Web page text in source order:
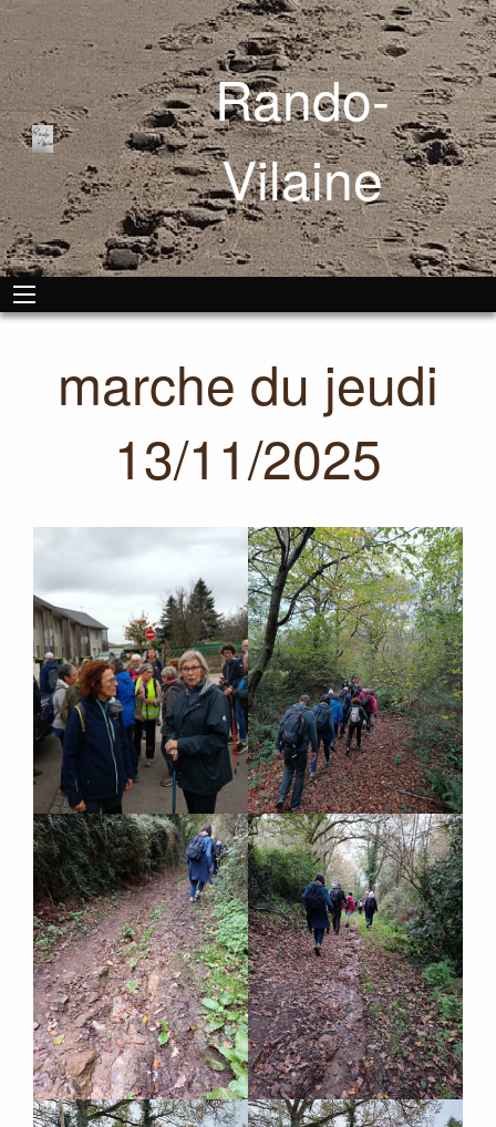
Rando-
Vilaine
marche du jeudi
13/11/2025